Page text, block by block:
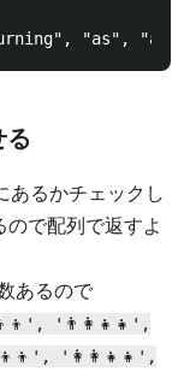
あるかチェックし
で配列で返すよ
あるので
'👨‍👩‍👧‍👧',
'👩‍👩‍👧‍👧',